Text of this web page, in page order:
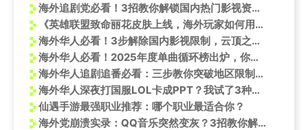
海外追剧党必看！3招教你解锁国内热门影视资源，再也不怕错过罗云熙新剧
《英雄联盟致命丽花皮肤上线，海外玩家如何用Sixfast解锁国服新内容？》
海外华人必看！3步解除国内影视限制，云顶之弈S14动画彩蛋抢先看
海外华人必看！2025年度单曲循环榜出炉，你的年度最爱是哪一首？
海外华人追剧追番必看：三步教你突破地区限制，畅享国内热门影视综艺
海外华人深夜打国服LOL卡成PPT？我试了3种方法终于找到秒降延迟的秘诀
仙遇手游最强职业推荐：哪个职业最适合你？
海外党崩溃实录：QQ音乐突然变灰？3招教你解锁华语热单！